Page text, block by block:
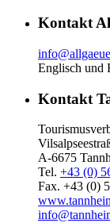
Kontakt
Englisch und
Kontakt
A-6675
Tel. +43 (0)
Fax. +43 (0)